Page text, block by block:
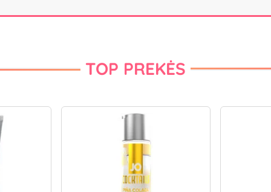
TOP PREKĖS